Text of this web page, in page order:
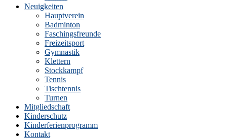
Neuigkeiten
Hauptverein
Badminton
Faschingsfreunde
Freizeitsport
Gymnastik
Klettern
Stockkampf
Tennis
Tischtennis
Turnen
Mitgliedschaft
Kinderschutz
Kinderferienprogramm
Kontakt